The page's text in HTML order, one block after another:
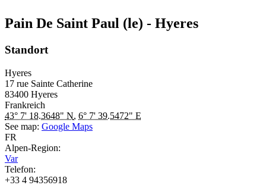
Pain De Saint Paul (le) - Hyeres
Standort
Hyeres
17 rue Sainte Catherine
83400 Hyeres
Frankreich
43° 7' 18.3648" N, 6° 7' 39.5472" E
See map: Google Maps
FR
Alpen-Region:
Var
Telefon:
+33 4 94356918